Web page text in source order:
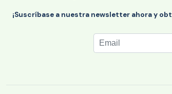
¡Suscríbase a nuestra newsletter ahora y